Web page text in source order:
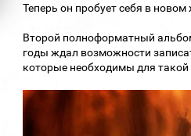
Теперь он пробует себя в
Второй полноформатный
годы ждал возможности
которые необходимы для